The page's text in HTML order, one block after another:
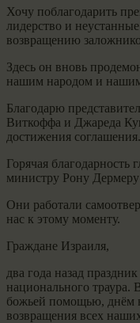
Хочу поблагодарить
лидерство и
возвращению
Здесь он вновь
нашим народом и нашим
Благодарю
Виткоффа и Джареда
достижения соглашения.
Горячая благодарность
министру Рону
Они работали
нас к этому моменту.
Граждане Израиля,
два года назад
национального траура.
божьей помощью, днём
возвращения всех